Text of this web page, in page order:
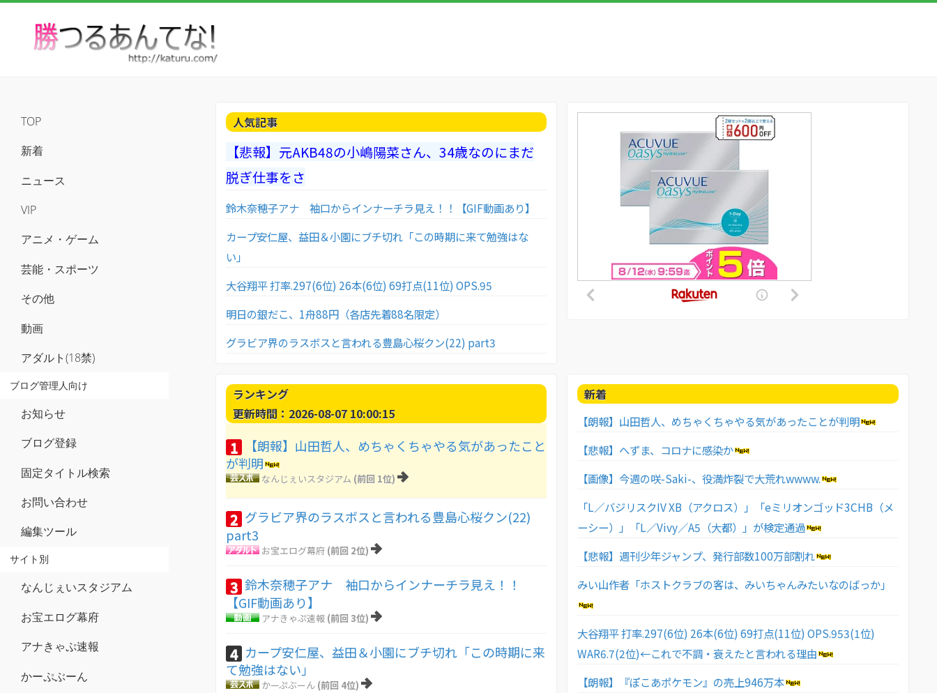
人気記事
【悲報】元AKB48の小嶋陽菜さん、34歳なのにまだ
脱ぎ仕事をさ
鈴木奈穂子アナ 袖口からインナーチラ見え！！【GIF動画あり】
カープ安仁屋、益田＆小園にブチ切れ「この時期に来て勉強はな
い」
大谷翔平 打率.297(6位) 26本(6位) 69打点(11位) OPS.95
明日の銀だこ、1舟88円（各店先着88名限定）
グラビア界のラスボスと言われる豊島心桜クン(22) part3
ランキング
更新時間：2026-08-07 10:00:15
1
【朗報】山田哲人、めちゃくちゃやる気があったこと
が判明
なんじぇいスタジアム (前回 1位)
2 グラビア界のラスボスと言われる豊島心桜クン(22)
part3
お宝エログ幕府 (前回 2位)
3 鈴木奈穂子アナ 袖口からインナーチラ見え！！
【GIF動画あり】
アナきゃぷ速報 (前回 3位)
4 カープ安仁屋、益田＆小園にブチ切れ「この時期に来
て勉強はない」
かーぷぶーん (前回 4位)
新着
【朗報】山田哲人、めちゃくちゃやる気があったことが判明
【悲報】へずま、コロナに感染か
【画像】今週の咲-Saki-、役満炸裂で大荒れwwww.
「L／バジリスクIV XB（アクロス）」「eミリオンゴッド3CHB（メ
ーシー）」「L／Vivy／A5（大都）」が検定通過
【悲報】週刊少年ジャンプ、発行部数100万部割れ
みい山作者「ホストクラブの客は、みいちゃんみたいなのばっか」
大谷翔平 打率.297(6位) 26本(6位) 69打点(11位) OPS.953(1位)
WAR6.7(2位)←これで不調・衰えたと言われる理由
【朗報】『ぽこあポケモン』の売上946万本
TOP
新着
ニュース
VIP
アニメ・ゲーム
芸能・スポーツ
その他
動画
アダルト(18禁)
ブログ管理人向け
お知らせ
ブログ登録
固定タイトル検索
お問い合わせ
編集ツール
サイト別
なんじぇいスタジアム
お宝エログ幕府
アナきゃぷ速報
かーぷぶーん